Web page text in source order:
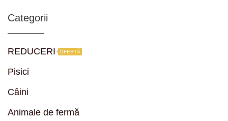
Categorii
REDUCERI OFERTĂ
Pisici
Câini
Animale de fermă